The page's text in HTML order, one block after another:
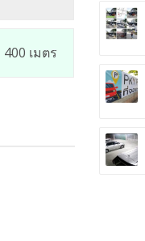
400 เมตร